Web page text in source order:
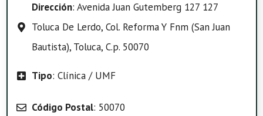
Dirección: Avenida Juan Gutemberg 127 127
Toluca De Lerdo, Col. Reforma Y Fnm (San Juan
Bautista), Toluca, C.p. 50070
Tipo: Clínica / UMF
Código Postal: 50070